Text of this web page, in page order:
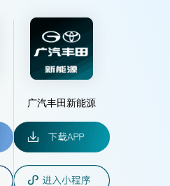
广汽丰田新能源